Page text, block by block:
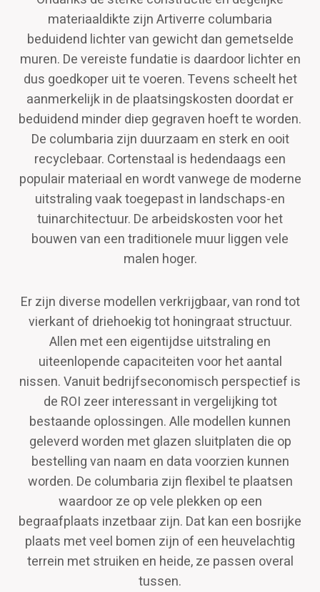
materiaaldikte zijn Artiverre columbaria
beduidend lichter van gewicht dan gemetselde
muren. De vereiste fundatie is daardoor lichter en
dus goedkoper uit te voeren. Tevens scheelt het
aanmerkelijk in de plaatsingskosten doordat er
beduidend minder diep gegraven hoeft te worden.
De columbaria zijn duurzaam en sterk en ooit
recyclebaar. Cortenstaal is hedendaags een
populair materiaal en wordt vanwege de moderne
uitstraling vaak toegepast in landschaps-en
tuinarchitectuur. De arbeidskosten voor het
bouwen van een traditionele muur liggen vele
malen hoger.
Er zijn diverse modellen verkrijgbaar, van rond tot
vierkant of driehoekig tot honingraat structuur.
Allen met een eigentijdse uitstraling en
uiteenlopende capaciteiten voor het aantal
nissen. Vanuit bedrijfseconomisch perspectief is
de ROI zeer interessant in vergelijking tot
bestaande oplossingen. Alle modellen kunnen
geleverd worden met glazen sluitplaten die op
bestelling van naam en data voorzien kunnen
worden. De columbaria zijn flexibel te plaatsen
waardoor ze op vele plekken op een
begraafplaats inzetbaar zijn. Dat kan een bosrijke
plaats met veel bomen zijn of een heuvelachtig
terrein met struiken en heide, ze passen overal
tussen.